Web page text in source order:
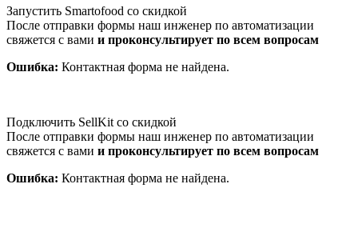
Запустить Smartofood со скидкой
После отправки формы наш инженер по автоматизации
свяжется с вами и проконсультирует по всем вопросам
Ошибка: Контактная форма не найдена.
Подключить SellKit со скидкой
После отправки формы наш инженер по автоматизации
свяжется с вами и проконсультирует по всем вопросам
Ошибка: Контактная форма не найдена.